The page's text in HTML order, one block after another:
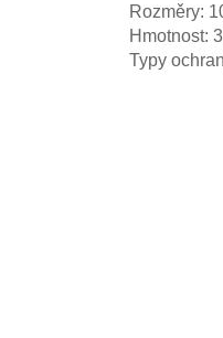
Rozměry:
Hmotnost:
Typy